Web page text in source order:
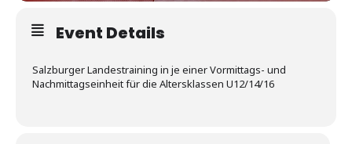
Event Details
Salzburger Landestraining in je einer Vormittags- und
Nachmittagseinheit für die Altersklassen U12/14/16